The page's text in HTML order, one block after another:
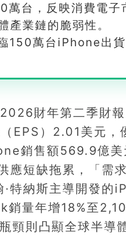
台，反映消費電子
業鏈的脆弱性。
150萬台iPhone出
財年第二季財報
EPS）2.01美元，
銷售額569.9億美
應短缺拖累，「需
特納斯主導開發的
量年增18%至
則凸顯全球半導